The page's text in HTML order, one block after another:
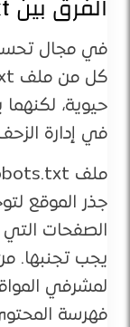
حيوية،
في إدارة
جذر الموقع
الصفحات التي
يجب تجنبها.
لمشرفي
فهرسة